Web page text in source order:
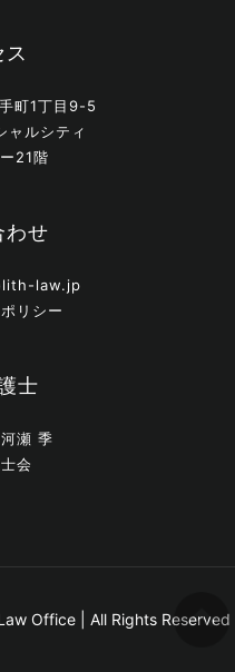
町1丁目9-5
ャルシティ
21階
わせ
law.jp
リシー
士
瀬 季
会
Office | All Rights Reserved